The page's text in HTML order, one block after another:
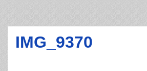
IMG_9370